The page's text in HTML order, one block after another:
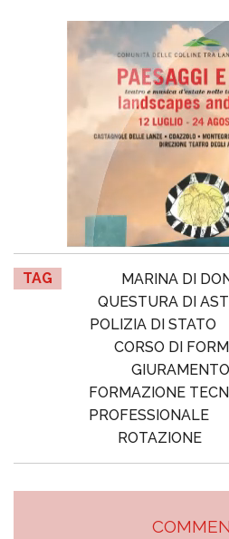
TAG
MARINA DI
QUESTURA DI ASTI
POLIZIA DI STATO
CORSO DI
GIURAMENTO
FORMAZIONE
PROFESSIONALE
ROTAZIONE